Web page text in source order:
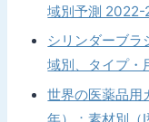
域別予測
シリンダーブ
域別、タイプ・
世界の医薬品